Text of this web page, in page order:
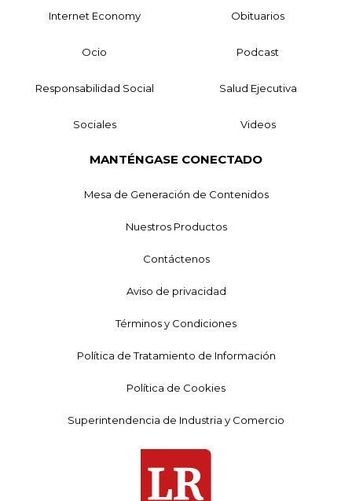
Internet Economy Obituarios
Ocio Podcast
Responsabilidad Social Salud Ejecutiva
Sociales Videos
MANTÉNGASE CONECTADO
Mesa de Generación de Contenidos
Nuestros Productos
Contáctenos
Aviso de privacidad
Términos y Condiciones
Política de Tratamiento de Información
Política de Cookies
Superintendencia de Industria y Comercio